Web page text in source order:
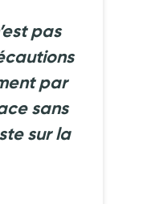
pas
par
sans
sur la